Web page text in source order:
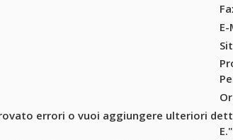
errori o vuoi aggiungere ulteriori